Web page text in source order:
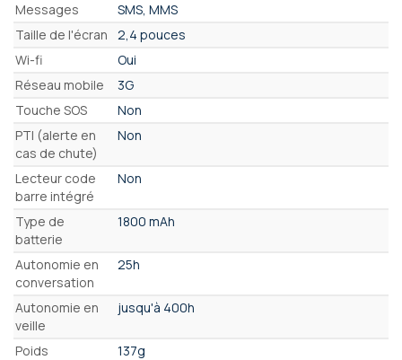
Messages
SMS, MMS
Taille de l'écran
2,4 pouces
Wi-fi
Oui
Réseau mobile
3G
Touche SOS
Non
PTI (alerte en
cas de chute)
Non
Lecteur code
barre intégré
Non
Type de
batterie
1800 mAh
Autonomie en
conversation
25h
Autonomie en
veille
jusqu'à 400h
Poids 137g